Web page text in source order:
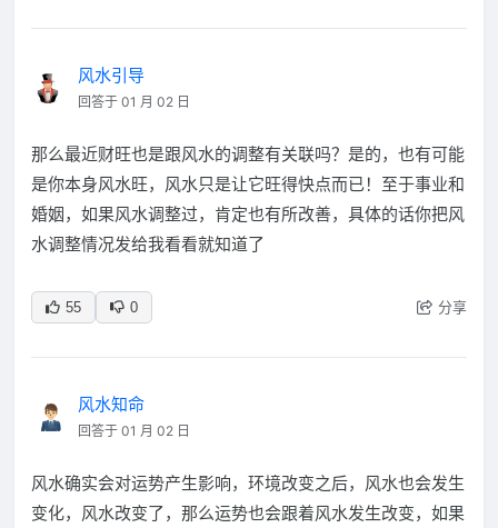
风水引导
回答于 01 月 02 日
那么最近财旺也是跟风水的调整有关联吗？是的，也有可能
是你本身风水旺，风水只是让它旺得快点而已！至于事业和
婚姻，如果风水调整过，肯定也有所改善，具体的话你把风
水调整情况发给我看看就知道了
55 0 分享
风水知命
回答于 01 月 02 日
风水确实会对运势产生影响，环境改变之后，风水也会发生
变化，风水改变了，那么运势也会跟着风水发生改变，如果